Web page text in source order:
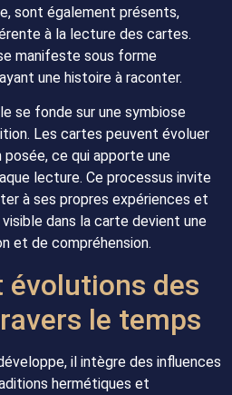
sont également présents,
à la lecture des cartes.
manifeste sous forme
une histoire à raconter.
se fonde sur une symbiose
Les cartes peuvent évoluer
ce qui apporte une
lecture. Ce processus invite
à ses propres expériences et
dans la carte devient une
et de compréhension.
évolutions des
le temps
il intègre des influences
hermétiques et